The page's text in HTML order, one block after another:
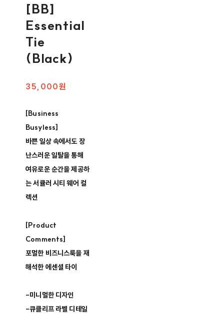
[BB]
Essential
Tie
(Black)
35,000원
[Business
Busyless]
바쁜 일상 속에서도 장
난스러운 일탈을 통해
여유로운 순간을 제공하
는 서큘러 시티 웨어 컬
렉션
[Product
Comments]
포멀한 비즈니스룩을 재
해석한 에센셜 타이
-미니멀한 디자인
-큐클리프 라벨 디테일